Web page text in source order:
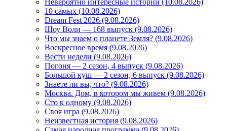
Невероятно интересные истории (10.08.2026)
10 самых (10.08.2026)
Dream Fest 2026 (9.08.2026)
Шоу Воли — 168 выпуск (9.08.2026)
Что мы знаем о планете Земля? (9.08.2026)
Воскресное время (9.08.2026)
Вести недели (9.08.2026)
Погоня — 2 сезон, 4 выпуск (9.08.2026)
Большой куш — 2 сезон, 6 выпуск (9.08.2026)
Знаете ли вы, что? (9.08.2026)
Mосква. Дом, в котором мы живем (9.08.2026)
Сто к одному (9.08.2026)
Своя игра (9.08.2026)
Неизвестная история (9.08.2026)